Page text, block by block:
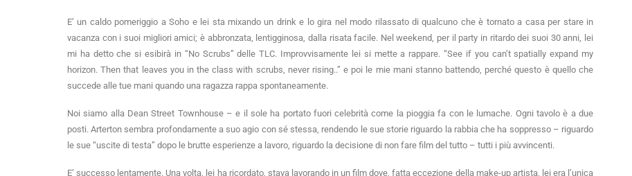
E’ un caldo pomeriggio a Soho e lei sta mixando un drink e lo gira nel modo rilassato di qualcuno che è tornato a casa per stare in
vacanza con i suoi migliori amici; è abbronzata, lentigginosa, dalla risata facile. Nel weekend, per il party in ritardo dei suoi 30 anni, lei
mi ha detto che si esibirà in “No Scrubs” delle TLC. Improvvisamente lei si mette a rappare. “See if you can’t spatially expand my
horizon. Then that leaves you in the class with scrubs, never rising..” e poi le mie mani stanno battendo, perché questo è quello che
succede alle tue mani quando una ragazza rappa spontaneamente.
Noi siamo alla Dean Street Townhouse – e il sole ha portato fuori celebrità come la pioggia fa con le lumache. Ogni tavolo è a due
posti. Arterton sembra profondamente a suo agio con sé stessa, rendendo le sue storie riguardo la rabbia che ha soppresso – riguardo
le sue “uscite di testa” dopo le brutte esperienze a lavoro, riguardo la decisione di non fare film del tutto – tutti i più avvincenti.
E’ successo lentamente. Una volta, lei ha ricordato, stava lavorando in un film dove, fatta eccezione della make-up artista, lei era l’unica